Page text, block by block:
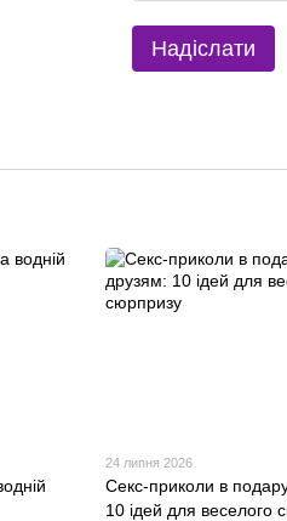
Надіслати
24 липня 2026
Секс-приколи в
10 ідей для веселого